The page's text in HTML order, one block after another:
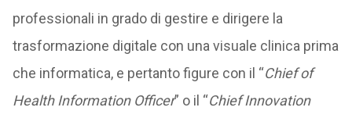
professionali in grado di gestire e dirigere la
trasformazione digitale con una visuale clinica prima
che informatica, e pertanto figure con il “Chief of
Health Information Officer” o il “Chief Innovation